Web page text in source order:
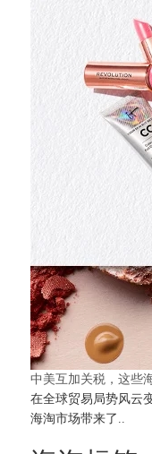
中美互加关税，这些
在全球贸易局势风云
海淘市场带来了..